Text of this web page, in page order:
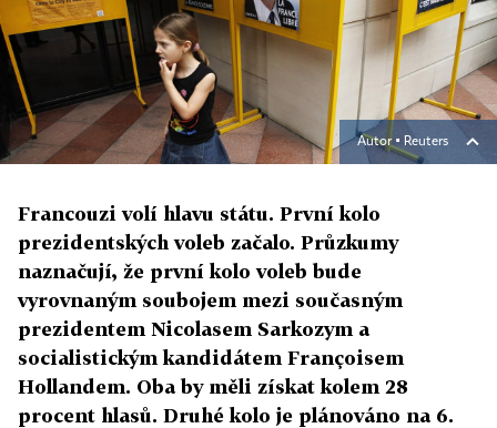
Autor ▪ Reuters
Francouzi volí hlavu státu. První kolo
prezidentských voleb začalo. Průzkumy
naznačují, že první kolo voleb bude
vyrovnaným soubojem mezi současným
prezidentem Nicolasem Sarkozym a
socialistickým kandidátem Françoisem
Hollandem. Oba by měli získat kolem 28
procent hlasů. Druhé kolo je plánováno na 6.